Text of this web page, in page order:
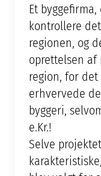
Et
kontrollere
regionen, og
oprettelsen
region, for
erhvervede
byggeri,
e.Kr.!
Selve